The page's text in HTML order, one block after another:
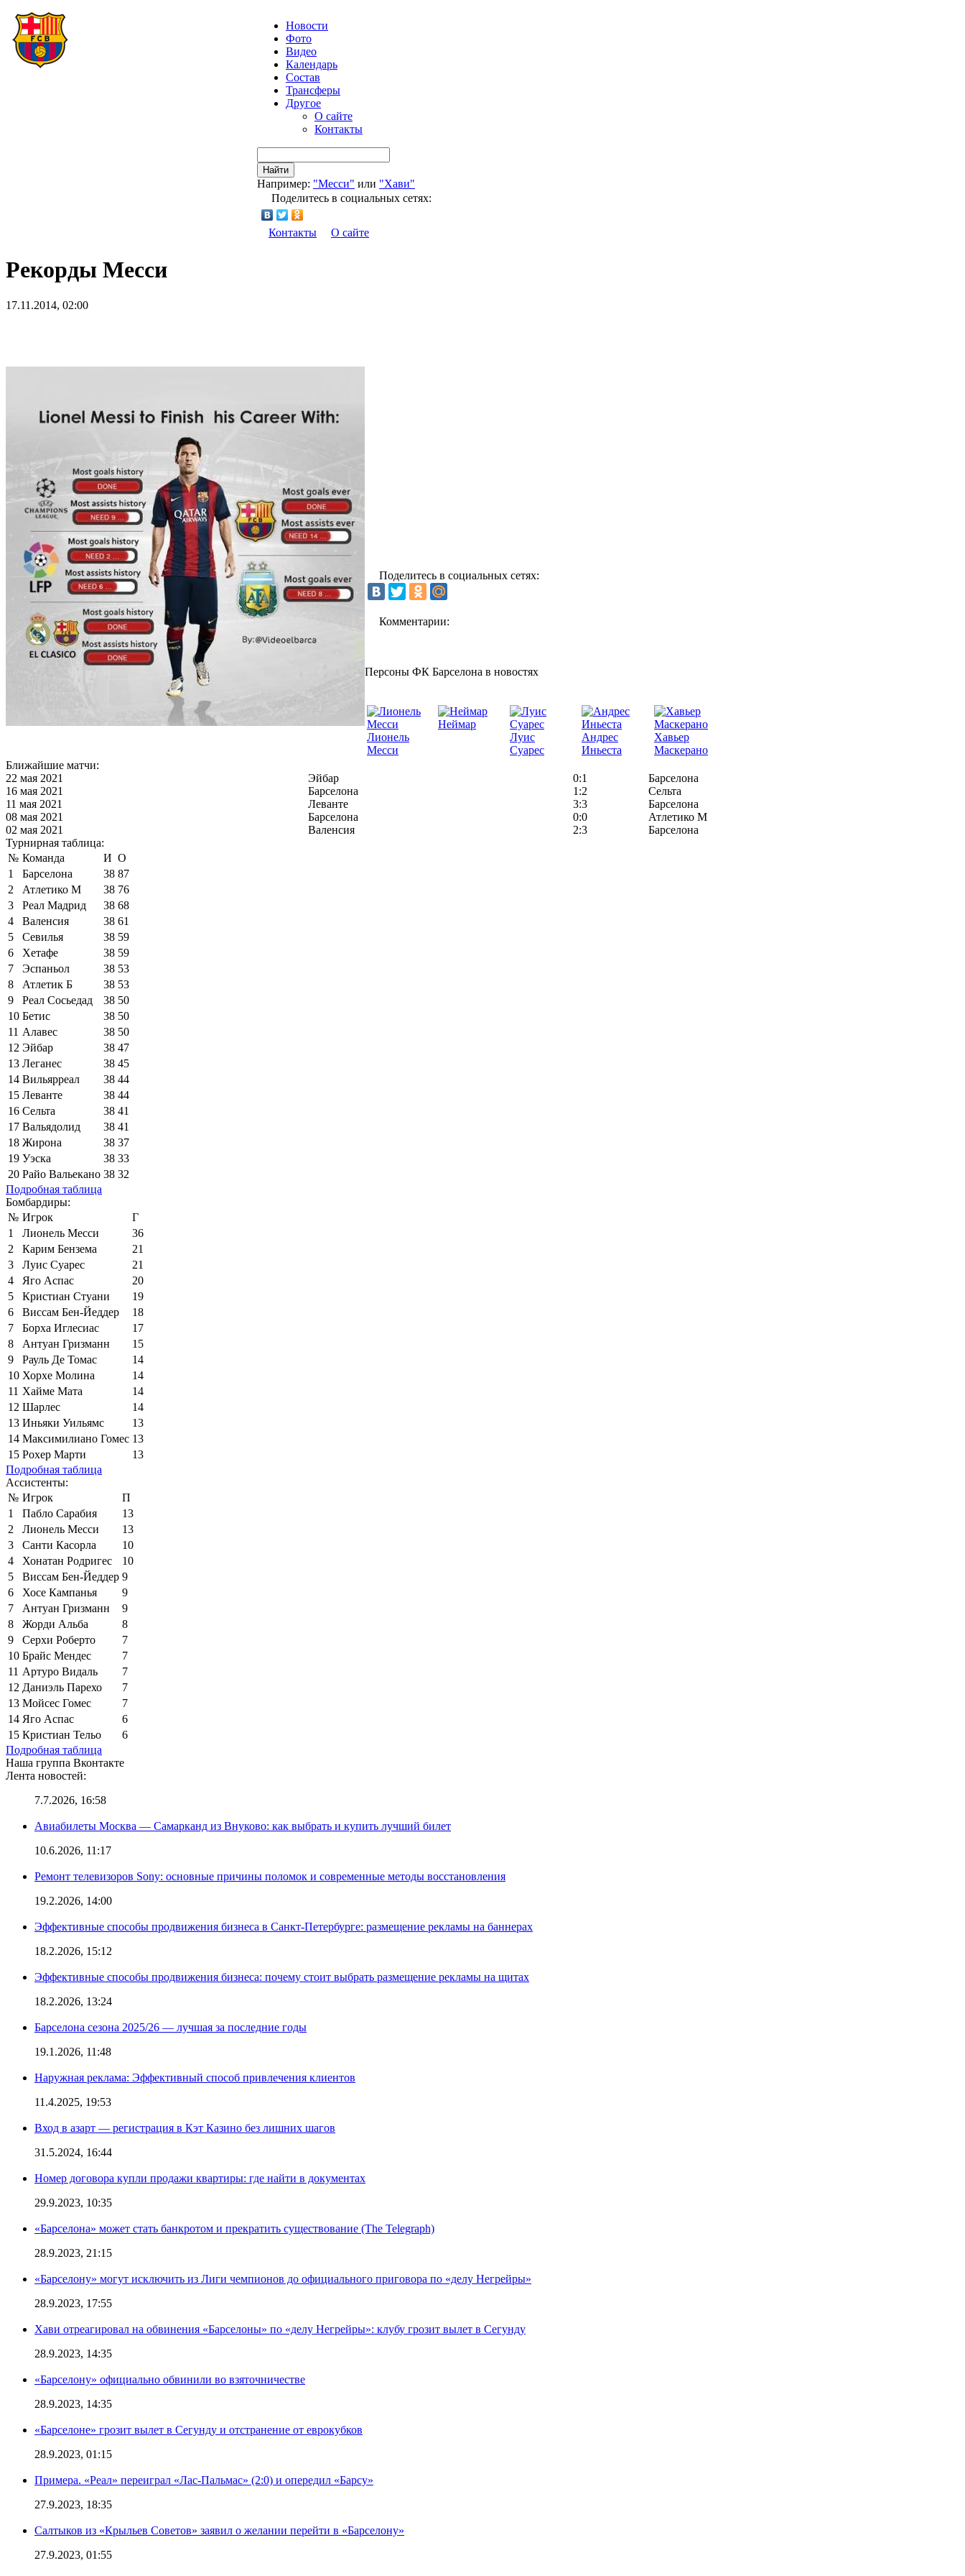
Новости
Фото
Видео
Календарь
Состав
Трансферы
Другое
О сайте
Контакты
Найти
Например: "Месси" или "Хави"
Поделитесь в социальных сетях:
Контакты О сайте
Рекорды Месси
17.11.2014, 02:00
Поделитесь в социальных сетях:
Комментарии:
Персоны ФК Барселона в новостях
Лионель
Месси
Неймар
Луис
Суарес
Андрес
Иньеста
Хавьер
Маскерано
Ближайшие матчи:
22 мая 2021
Эйбар 0:1
Барселона
16 мая 2021
Барселона 1:2
Сельта
11 мая 2021
Леванте 3:3
Барселона
08 мая 2021
Барселона 0:0
Атлетико М
02 мая 2021
Валенсия 2:3
Барселона
Турнирная таблица:
№ Команда И О
1
Барселона 38 87
2
Атлетико М 38 76
3
Реал Мадрид 38 68
4
Валенсия 38 61
5
Севилья 38 59
6
Хетафе 38 59
7
Эспаньол 38 53
8
Атлетик Б 38 53
9
Реал Сосьедад 38 50
10 Бетис 38 50
11 Алавес 38 50
12 Эйбар 38 47
13 Леганес 38 45
14 Вильярреал 38 44
15 Леванте 38 44
16 Сельта 38 41
17 Вальядолид 38 41
18 Жирона 38 37
19 Уэска 38 33
20 Райо Вальекано 38 32
Подробная таблица
Бомбардиры:
№ Игрок
Г
1
Лионель Месси
36
2
Карим Бензема
21
3
Луис Суарес
21
4
Яго Аспас
20
5
Кристиан Стуани
19
6
Виссам Бен-Йеддер
18
7
Борха Иглесиас
17
8
Антуан Гризманн
15
9
Рауль Де Томас
14
10 Хорхе Молина
14
11 Хайме Мата
14
12 Шарлес
14
13 Иньяки Уильямс
13
14 Максимилиано Гомес 13
15 Рохер Марти
13
Подробная таблица
Ассистенты:
№ Игрок
П
1
Пабло Сарабия
13
2
Лионель Месси
13
3
Санти Касорла
10
4
Хонатан Родригес
10
5
Виссам Бен-Йеддер 9
6
Хосе Кампанья
9
7
Антуан Гризманн
9
8
Жорди Альба
8
9
Серхи Роберто
7
10 Брайс Мендес
7
11 Артуро Видаль
7
12 Даниэль Парехо
7
13 Мойсес Гомес
7
14 Яго Аспас
6
15 Кристиан Тельо
6
Подробная таблица
Наша группа Вконтакте
Лента новостей:
7.7.2026, 16:58
Авиабилеты Москва — Самарканд из Внуково: как выбрать и купить лучший билет
10.6.2026, 11:17
Ремонт телевизоров Sony: основные причины поломок и современные методы восстановления
19.2.2026, 14:00
Эффективные способы продвижения бизнеса в Санкт-Петербурге: размещение рекламы на баннерах
18.2.2026, 15:12
Эффективные способы продвижения бизнеса: почему стоит выбрать размещение рекламы на щитах
18.2.2026, 13:24
Барселона сезона 2025/26 — лучшая за последние годы
19.1.2026, 11:48
Наружная реклама: Эффективный способ привлечения клиентов
11.4.2025, 19:53
Вход в азарт — регистрация в Кэт Казино без лишних шагов
31.5.2024, 16:44
Номер договора купли продажи квартиры: где найти в документах
29.9.2023, 10:35
«Барселона» может стать банкротом и прекратить существование (The Telegraph)
28.9.2023, 21:15
«Барселону» могут исключить из Лиги чемпионов до официального приговора по «делу Негрейры»
28.9.2023, 17:55
Хави отреагировал на обвинения «Барселоны» по «делу Негрейры»: клубу грозит вылет в Сегунду
28.9.2023, 14:35
«Барселону» официально обвинили во взяточничестве
28.9.2023, 14:35
«Барселоне» грозит вылет в Сегунду и отстранение от еврокубков
28.9.2023, 01:15
Примера. «Реал» переиграл «Лас-Пальмас» (2:0) и опередил «Барсу»
27.9.2023, 18:35
Салтыков из «Крыльев Советов» заявил о желании перейти в «Барселону»
27.9.2023, 01:55